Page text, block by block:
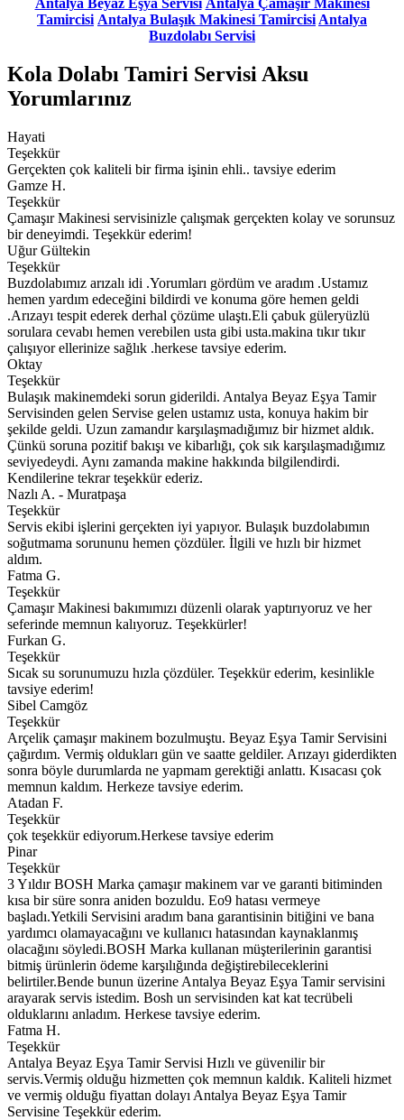
Antalya Beyaz Eşya Servisi Antalya Çamaşır Makinesi
Tamircisi Antalya Bulaşık Makinesi Tamircisi Antalya
Buzdolabı Servisi
Kola Dolabı Tamiri Servisi Aksu
Yorumlarınız
Hayati
Teşekkür
Gerçekten çok kaliteli bir firma işinin ehli.. tavsiye ederim
Gamze H.
Teşekkür
Çamaşır Makinesi servisinizle çalışmak gerçekten kolay ve sorunsuz
bir deneyimdi. Teşekkür ederim!
Uğur Gültekin
Teşekkür
Buzdolabımız arızalı idi .Yorumları gördüm ve aradım .Ustamız
hemen yardım edeceğini bildirdi ve konuma göre hemen geldi
.Arızayı tespit ederek derhal çözüme ulaştı.Eli çabuk güleryüzlü
sorulara cevabı hemen verebilen usta gibi usta.makina tıkır tıkır
çalışıyor ellerinize sağlık .herkese tavsiye ederim.
Oktay
Teşekkür
Bulaşık makinemdeki sorun giderildi. Antalya Beyaz Eşya Tamir
Servisinden gelen Servise gelen ustamız usta, konuya hakim bir
şekilde geldi. Uzun zamandır karşılaşmadığımız bir hizmet aldık.
Çünkü soruna pozitif bakışı ve kibarlığı, çok sık karşılaşmadığımız
seviyedeydi. Aynı zamanda makine hakkında bilgilendirdi.
Kendilerine tekrar teşekkür ederiz.
Nazlı A. - Muratpaşa
Teşekkür
Servis ekibi işlerini gerçekten iyi yapıyor. Bulaşık buzdolabımın
soğutmama sorununu hemen çözdüler. İlgili ve hızlı bir hizmet
aldım.
Fatma G.
Teşekkür
Çamaşır Makinesi bakımımızı düzenli olarak yaptırıyoruz ve her
seferinde memnun kalıyoruz. Teşekkürler!
Furkan G.
Teşekkür
Sıcak su sorunumuzu hızla çözdüler. Teşekkür ederim, kesinlikle
tavsiye ederim!
Sibel Camgöz
Teşekkür
Arçelik çamaşır makinem bozulmuştu. Beyaz Eşya Tamir Servisini
çağırdım. Vermiş oldukları gün ve saatte geldiler. Arızayı giderdikten
sonra böyle durumlarda ne yapmam gerektiği anlattı. Kısacası çok
memnun kaldım. Herkeze tavsiye ederim.
Atadan F.
Teşekkür
çok teşekkür ediyorum.Herkese tavsiye ederim
Pinar
Teşekkür
3 Yıldır BOSH Marka çamaşır makinem var ve garanti bitiminden
kısa bir süre sonra aniden bozuldu. Eo9 hatası vermeye
başladı.Yetkili Servisini aradım bana garantisinin bitiğini ve bana
yardımcı olamayacağını ve kullanıcı hatasından kaynaklanmış
olacağını söyledi.BOSH Marka kullanan müşterilerinin garantisi
bitmiş ürünlerin ödeme karşılığında değiştirebileceklerini
belirtiler.Bende bunun üzerine Antalya Beyaz Eşya Tamir servisini
arayarak servis istedim. Bosh un servisinden kat kat tecrübeli
olduklarını anladım. Herkese tavsiye ederim.
Fatma H.
Teşekkür
Antalya Beyaz Eşya Tamir Servisi Hızlı ve güvenilir bir
servis.Vermiş olduğu hizmetten çok memnun kaldık. Kaliteli hizmet
ve vermiş olduğu fiyattan dolayı Antalya Beyaz Eşya Tamir
Servisine Teşekkür ederim.